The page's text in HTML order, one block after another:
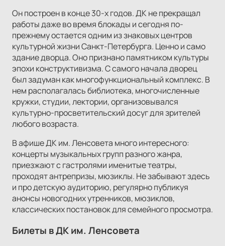
Он построен в конце 30-х годов. ДК не прекращал
работы даже во время блокады и сегодня по-
прежнему остается одним из знаковых центров
культурной жизни Санкт-Петербурга. Ценно и само
здание дворца. Оно признано памятником культуры
эпохи конструктивизма. С самого начала дворец
был задуман как многофункциональный комплекс. В
нем располагалась библиотека, многочисленные
кружки, студии, лектории, организовывался
культурно-просветительский досуг для зрителей
любого возраста.
В афише ДК им. Ленсовета много интересного:
концерты музыкальных групп разного жанра,
приезжают с гастролями именитые театры,
проходят антрепризы, мюзиклы. Не забывают здесь
и про детскую аудиторию, регулярно публикуя
анонсы новогодних утренников, мюзиклов,
классических постановок для семейного просмотра.
Билеты в ДК им. Ленсовета